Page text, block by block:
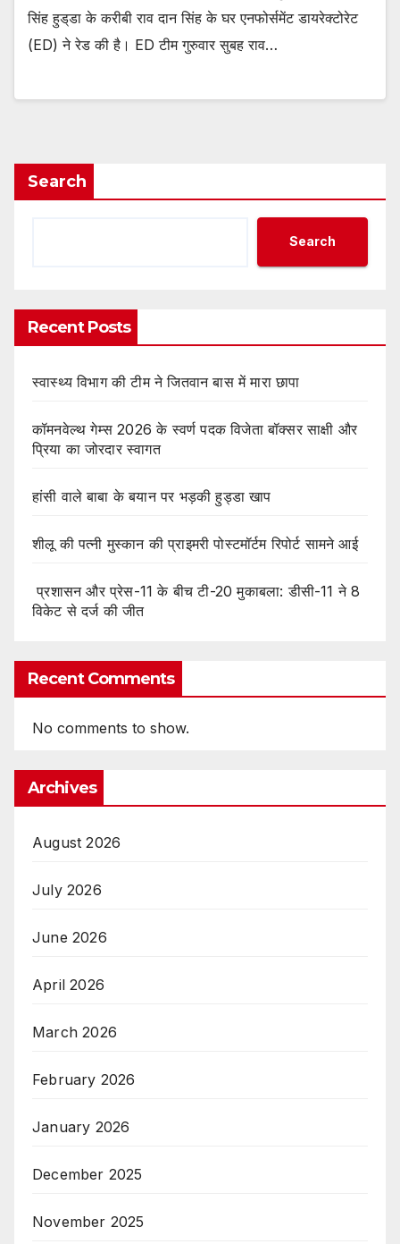
सिंह हुड्‌डा के करीबी राव दान सिंह के घर एनफोर्समेंट डायरेक्टोरेट
(ED) ने रेड की है। ED टीम गुरुवार सुबह राव…
Search
Search
Recent Posts
स्वास्थ्य विभाग की टीम ने जितवान बास में मारा छापा
कॉमनवेल्थ गेम्स 2026 के स्वर्ण पदक विजेता बॉक्सर साक्षी और
प्रिया का जोरदार स्वागत
हांसी वाले बाबा के बयान पर भड़की हुड्डा खाप
शीलू की पत्नी मुस्कान की प्राइमरी पोस्टमॉर्टम रिपोर्ट सामने आई
प्रशासन और प्रेस-11 के बीच टी-20 मुकाबला: डीसी-11 ने 8
विकेट से दर्ज की जीत
Recent Comments
No comments to show.
Archives
August 2026
July 2026
June 2026
April 2026
March 2026
February 2026
January 2026
December 2025
November 2025